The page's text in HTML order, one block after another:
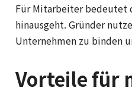
Für Mitarbeiter bedeutet
hinausgeht. Gründer
Unternehmen zu binden
Vorteile für